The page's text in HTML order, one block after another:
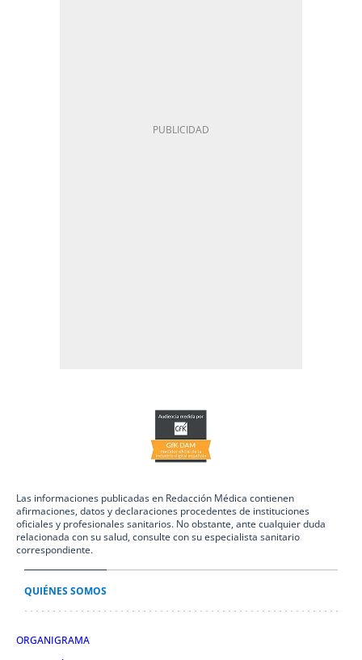
Las informaciones publicadas en Redacción Médica contienen
afirmaciones, datos y declaraciones procedentes de instituciones
oficiales y profesionales sanitarios. No obstante, ante cualquier duda
relacionada con su salud, consulte con su especialista sanitario
correspondiente.
QUIÉNES SOMOS
ORGANIGRAMA